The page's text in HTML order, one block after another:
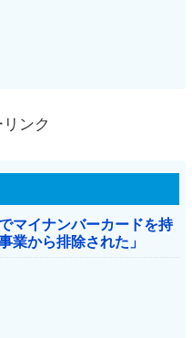
ンク
マイナンバーカードを持
業から排除された」